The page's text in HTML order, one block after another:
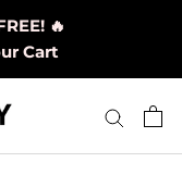
🔥
Cart